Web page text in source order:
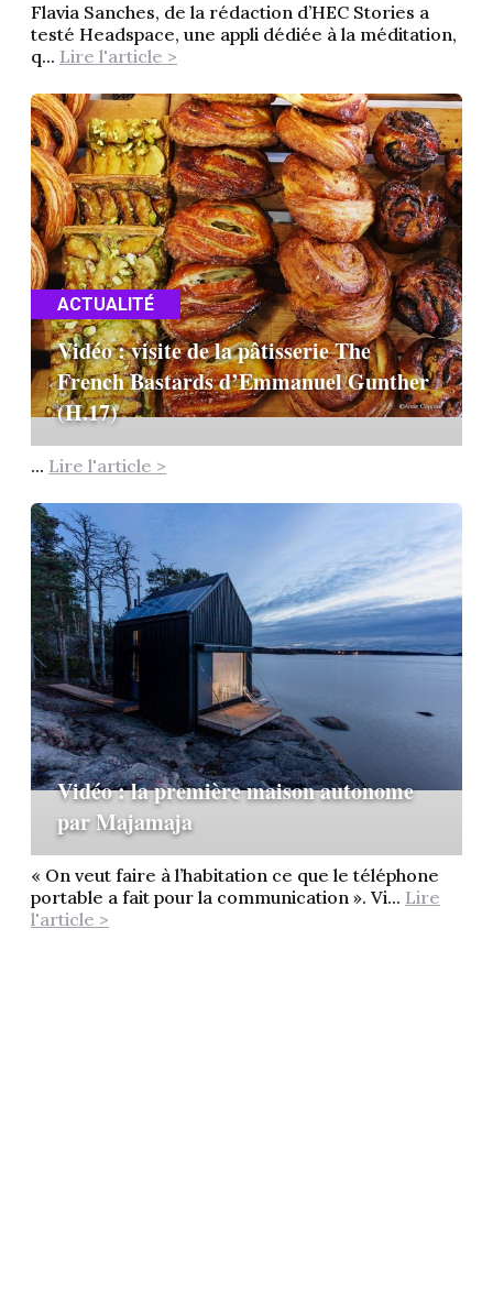
Flavia Sanches, de la rédaction d’HEC Stories a
testé Headspace, une appli dédiée à la méditation,
q... Lire l'article >
ACTUALITÉ
Vidéo : visite de la pâtisserie The
French Bastards d’Emmanuel Gunther
(H.17)
... Lire l'article >
Vidéo : la première maison autonome
par Majamaja
« On veut faire à l’habitation ce que le téléphone
portable a fait pour la communication ». Vi... Lire
l'article >